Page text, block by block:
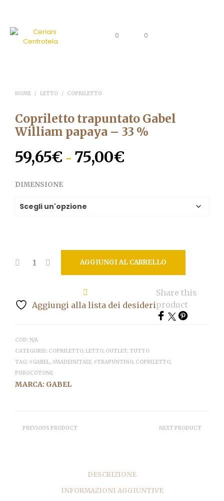
0 0
HOME / LETTO / COPRILETTO
Copriletto trapuntato Gabel
William papaya – 33 %
59,65€ - 75,00€
DIMENSIONE
AGGIUNGI AL CARRELLO
Aggiungi alla lista dei desideri
Share this
product
COD:N/A
CATEGORIE: COPRILETTO,LETTO, OUTLET,TUTTO
TAG: #GABEL, #MADEINITALY, #TRAPUNTINO, COPRILETTO,
PUROCOTONE
MARCA: GABEL
PREVIOUS PRODUCT NEXT PRODUCT
DESCRIZIONE
INFORMAZIONI AGGIUNTIVE